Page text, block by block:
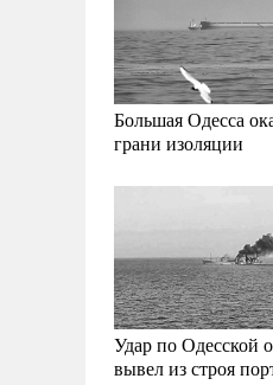
Большая Одесса
грани изоляции
Удар по Одесской
вывел из строя